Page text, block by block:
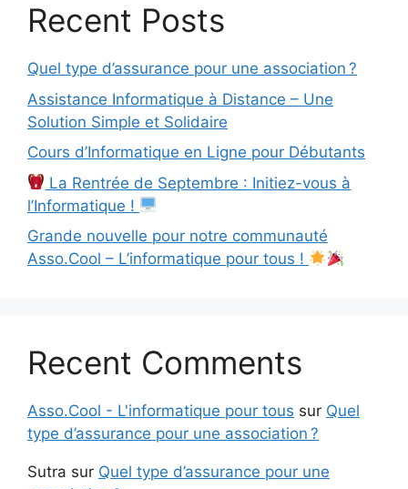
Recent Posts
Quel type d’assurance pour une association ?
Assistance Informatique à Distance – Une
Solution Simple et Solidaire
Cours d’Informatique en Ligne pour Débutants
La Rentrée de Septembre : Initiez-vous à
l’Informatique !
Grande nouvelle pour notre communauté
Asso.Cool – L’informatique pour tous !
Recent Comments
Asso.Cool - L'informatique pour tous sur Quel
type d’assurance pour une association ?
Sutra sur Quel type d’assurance pour une